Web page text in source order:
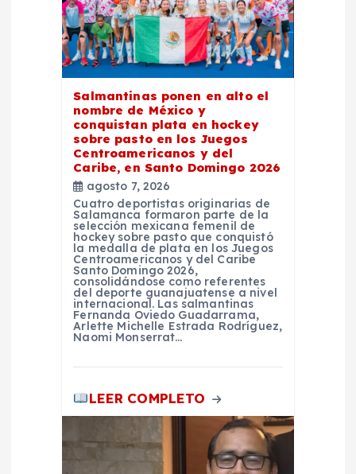
Salmantinas ponen en alto el
nombre de México y
conquistan plata en hockey
sobre pasto en los Juegos
Centroamericanos y del
Caribe, en Santo Domingo 2026
agosto 7, 2026
Cuatro deportistas originarias de
Salamanca formaron parte de la
selección mexicana femenil de
hockey sobre pasto que conquistó
la medalla de plata en los Juegos
Centroamericanos y del Caribe
Santo Domingo 2026,
consolidándose como referentes
del deporte guanajuatense a nivel
internacional. Las salmantinas
Fernanda Oviedo Guadarrama,
Arlette Michelle Estrada Rodríguez,
Naomi Monserrat…
LEER COMPLETO